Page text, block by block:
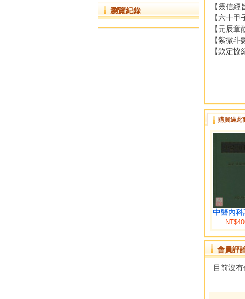
瀏覽紀錄
【靈信
【六十
【元辰
【紫微
【欽定
購買過此
中醫內
會員評
目前沒